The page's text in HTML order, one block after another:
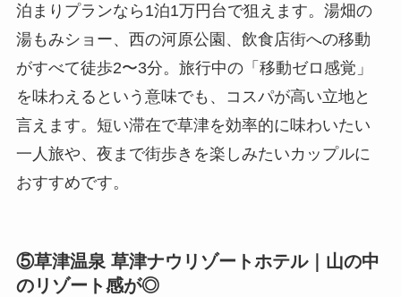
泊まりプランなら1泊1万円台で狙えます。湯畑の
湯もみショー、西の河原公園、飲食店街への移動
がすべて徒歩2〜3分。旅行中の「移動ゼロ感覚」
を味わえるという意味でも、コスパが高い立地と
言えます。短い滞在で草津を効率的に味わいたい
一人旅や、夜まで街歩きを楽しみたいカップルに
おすすめです。
⑤草津温泉 草津ナウリゾートホテル｜山の中
のリゾート感が◎